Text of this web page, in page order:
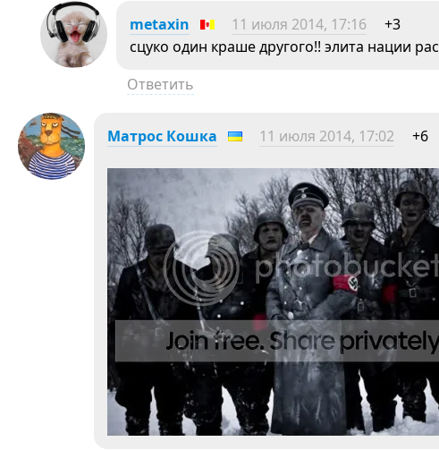
metaxin 11 июля 2014, 17:16
+3
сцуко один краше другого!! элита нации
Ответить
Матрос Кошка 11 июля 2014, 17:02 +6